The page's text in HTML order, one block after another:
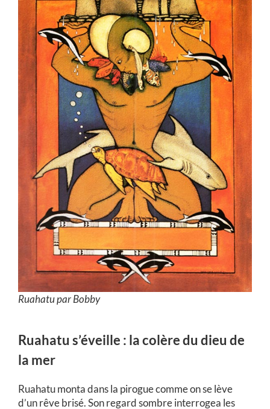
Ruahatu par Bobby
Ruahatu s’éveille : la colère du dieu de
la mer
Ruahatu monta dans la pirogue comme on se lève
d’un rêve brisé. Son regard sombre interrogea les